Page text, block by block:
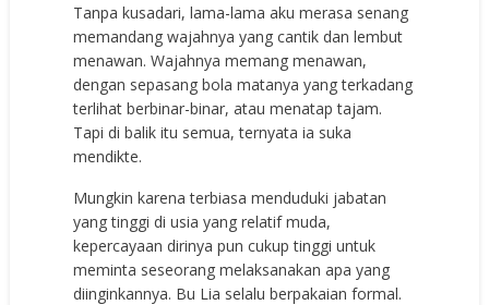
Tanpa kusadari, lama-lama aku merasa senang
memandang wajahnya yang cantik dan lembut
menawan. Wajahnya memang menawan,
dengan sepasang bola matanya yang terkadang
terlihat berbinar-binar, atau menatap tajam.
Tapi di balik itu semua, ternyata ia suka
mendikte.
Mungkin karena terbiasa menduduki jabatan
yang tinggi di usia yang relatif muda,
kepercayaan dirinya pun cukup tinggi untuk
meminta seseorang melaksanakan apa yang
diinginkannya. Bu Lia selalu berpakaian formal.